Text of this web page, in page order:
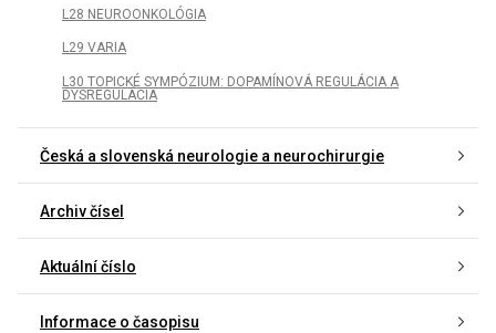
L28 NEUROONKOLÓGIA
L29 VARIA
L30 TOPICKÉ SYMPÓZIUM: DOPAMÍNOVÁ REGULÁCIA A
DYSREGULÁCIA
Česká a slovenská neurologie a neurochirurgie
Archiv čísel
Aktuální číslo
Informace o časopisu